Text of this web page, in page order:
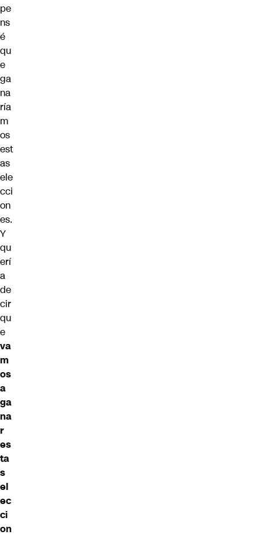
pe
ns
é
qu
e
ga
na
ría
m
os
est
as
ele
cci
on
es.
Y
qu
erí
a
de
cir
qu
e
va
m
os
a
ga
na
r
es
ta
s
el
ec
ci
on